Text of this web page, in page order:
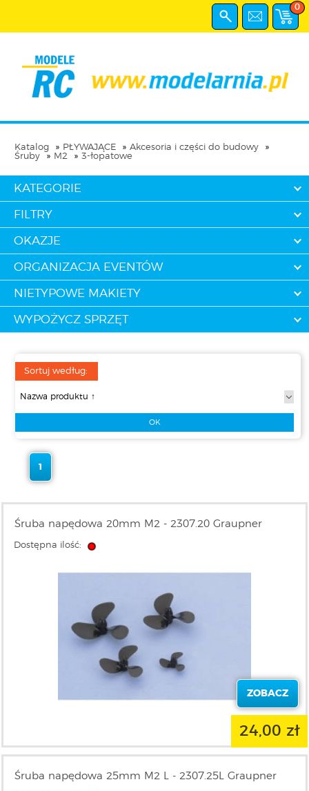
0
Katalog PŁYWAJĄCE
Akcesoria i części do budowy
Śruby
M2 3-łopatowe
KATEGORIE
FILTRY
OKAZJE
ORGANIZACJA EVENTÓW
NIETYPOWE MAKIETY
WYPOŻYCZ SPRZĘT
Sortuj według:
1
Śruba napędowa 20mm M2 - 2307.20 Graupner
Dostępna ilość:
ZOBACZ
24,00 zł
Śruba napędowa 25mm M2 L - 2307.25L Graupner